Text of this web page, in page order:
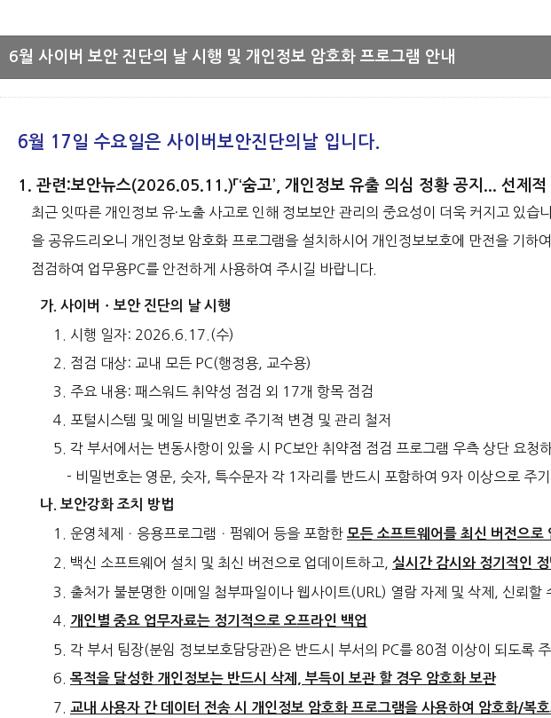
6월 사이버 보안 진단의 날 시행 및 개인정보 암호화 프로그램 안내
6월 17일 수요일은 사이버보안진단의날 입니다.
1. 관련:보안뉴스(2026.05.11.)「‘숨고’, 개인정보 유출 의심 정황 공지... 선제적
최근 잇따른 개인정보 유·노출 사고로 인해 정보보안 관리의 중요성이 더욱 커지고 있
을 공유드리오니 개인정보 암호화 프로그램을 설치하시어 개인정보보호에 만전을 기하
점검하여 업무용PC를 안전하게 사용하여 주시길 바랍니다.
가. 사이버ㆍ보안 진단의 날 시행
1. 시행 일자: 2026.6.17.(수)
2. 점검 대상: 교내 모든 PC(행정용, 교수용)
3. 주요 내용: 패스워드 취약성 점검 외 17개 항목 점검
4. 포털시스템 및 메일 비밀번호 주기적 변경 및 관리 철저
5. 각 부서에서는 변동사항이 있을 시 PC보안 취약점 점검 프로그램 우측 상단 요청
- 비밀번호는 영문, 숫자, 특수문자 각 1자리를 반드시 포함하여 9자 이상으로 주
나. 보안강화 조치 방법
1. 운영체제ㆍ응용프로그램ㆍ펌웨어 등을 포함한 모든 소프트웨어를 최신 버전으로
2. 백신 소프트웨어 설치 및 최신 버전으로 업데이트하고, 실시간 감시와 정기적인 정
3. 출처가 불분명한 이메일 첨부파일이나 웹사이트(URL) 열람 자제 및 삭제, 신뢰
4. 개인별 중요 업무자료는 정기적으로 오프라인 백업
5. 각 부서 팀장(분임 정보보호담당관)은 반드시 부서의 PC를 80점 이상이 되도록
6. 목적을 달성한 개인정보는 반드시 삭제, 부득이 보관 할 경우 암호화 보관
7. 교내 사용자 간 데이터 전송 시 개인정보 암호화 프로그램을 사용하여 암호화/복